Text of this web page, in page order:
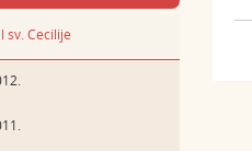
sv. Cecilije